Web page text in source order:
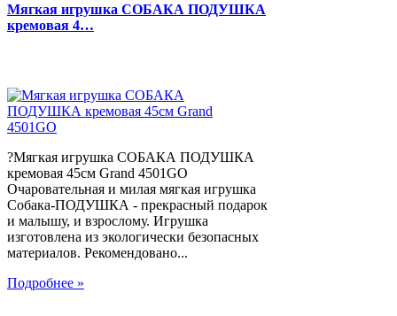
Мягкая игрушка СОБАКА ПОДУШКА
кремовая 4…
?Мягкая игрушка СОБАКА ПОДУШКА
кремовая 45см Grand 4501GO
Очаровательная и милая мягкая игрушка
Собака-ПОДУШКА - прекрасный подарок
и малышу, и взрослому. Игрушка
изготовлена из экологически безопасных
материалов. Рекомендовано...
Подробнее »